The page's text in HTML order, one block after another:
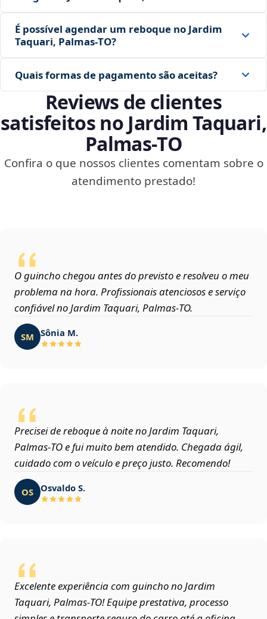
É possível agendar um reboque no Jardim
Taquari, Palmas‑TO?
Quais formas de pagamento são aceitas?
Reviews de clientes
satisfeitos no Jardim Taquari,
Palmas‑TO
Confira o que nossos clientes comentam sobre o
atendimento prestado!
O guincho chegou antes do previsto e resolveu o meu
problema na hora. Profissionais atenciosos e serviço
confiável no Jardim Taquari, Palmas‑TO.
SM Sônia M.
Precisei de reboque à noite no Jardim Taquari,
Palmas‑TO e fui muito bem atendido. Chegada ágil,
cuidado com o veículo e preço justo. Recomendo!
OS Osvaldo S.
Excelente experiência com guincho no Jardim
Taquari, Palmas‑TO! Equipe prestativa, processo